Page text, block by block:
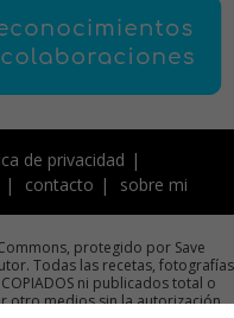
de privacidad
contacto sobre mi
protegido por Save
Todas las recetas, fotografías
ni publicados total o
otro medios sin la autorización